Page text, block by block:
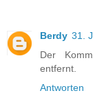
Berdy 31.
Der
entfernt.
Antworten